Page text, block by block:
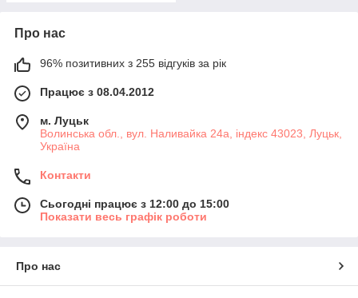
Про нас
96% позитивних з 255 відгуків за рік
Працює з 08.04.2012
м. Луцьк
Волинська обл., вул. Наливайка 24а, індекс 43023, Луцьк,
Україна
Контакти
Сьогодні працює з 12:00 до 15:00
Показати весь графік роботи
Про нас